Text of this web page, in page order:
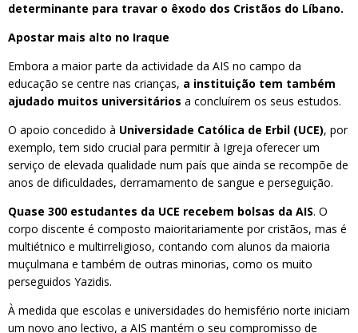
determinante para travar o êxodo dos Cristãos do Líbano.
Apostar mais alto no Iraque
Embora a maior parte da actividade da AIS no campo da
educação se centre nas crianças, a instituição tem também
ajudado muitos universitários a concluírem os seus estudos.
O apoio concedido à Universidade Católica de Erbil (UCE), por
exemplo, tem sido crucial para permitir à Igreja oferecer um
serviço de elevada qualidade num país que ainda se recompõe de
anos de dificuldades, derramamento de sangue e perseguição.
Quase 300 estudantes da UCE recebem bolsas da AIS. O
corpo discente é composto maioritariamente por cristãos, mas é
multiétnico e multirreligioso, contando com alunos da maioria
muçulmana e também de outras minorias, como os muito
perseguidos Yazidis.
À medida que escolas e universidades do hemisfério norte iniciam
um novo ano lectivo, a AIS mantém o seu compromisso de